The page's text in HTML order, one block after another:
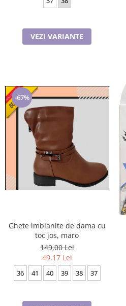
VEZI VARIANTE
-67%
Ghete imblanite de dama cu
toc jos, maro
149,00 Lei
49,17 Lei
36 41 40 39 38 37